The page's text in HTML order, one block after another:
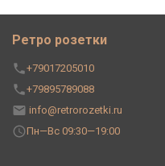
Ретро розетки
+79017205010
+79895789088
info@retrorozetki.ru
Пн—Вс 09:30—19:00